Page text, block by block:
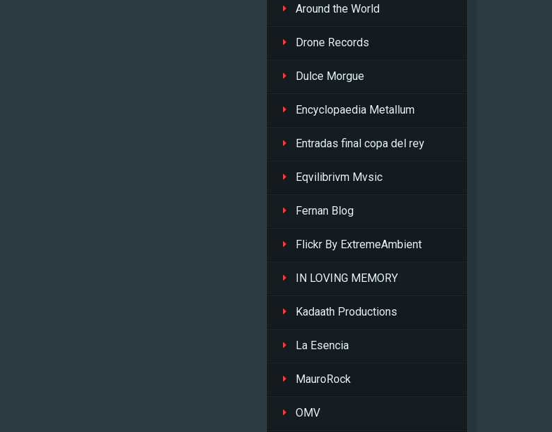
Around the World
Drone Records
Dulce Morgue
Encyclopaedia Metallum
Entradas final copa del rey
Eqvilibrivm Mvsic
Fernan Blog
Flickr By ExtremeAmbient
IN LOVING MEMORY
Kadaath Productions
La Esencia
MauroRock
OMV